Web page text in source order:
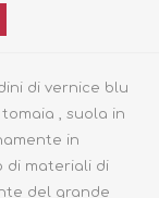
di vernice blu
, suola in
in
di materiali di
del grande